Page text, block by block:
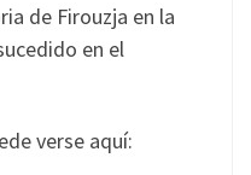
de Firouzja en la
en el
verse aquí: